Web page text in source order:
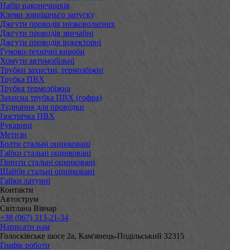
Набір наконечників
Клеми зовнішньго запуску
Джгути проводів низковольтних
Джгути проводів звичайні
Джгути проводів інжекторні
Гумово-технічні вироби
Хомути автомобільні
Трубки захистні, термозбіжні
Трубка ПВХ
Трубка термозбіжна
Захисна трубка ПВХ (гофра)
З'єднання для проводки
Ізострічка ПВХ
Рукавиці
Метизи
Болти стальні оцинковані
Гайки стальні оцинковані
Гвинти стальні оцинковані
Шайби стальні оцинковані
Гайки латунні
Контакти
Автострум
Світлана Вівчар
+38 (067) 313-21-34
Написати нам
Голосківське шосе 2а, Кам'янець-Подільський 32315
Графік роботи